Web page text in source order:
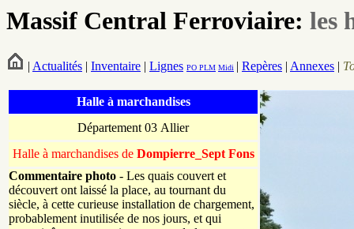
Massif Central Ferroviaire: les
| Actualités | Inventaire | Lignes PO PLM Midi | Repères | Annexes |
Halle à marchandises
Département 03 Allier
Halle à marchandises deDompierre_Sept Fons
Commentaire photo - Les quais couvert et
découvert ont laissé la place, au tournant du
siècle, à cette curieuse installation de chargement,
probablement inutilisée de nos jours, et qui